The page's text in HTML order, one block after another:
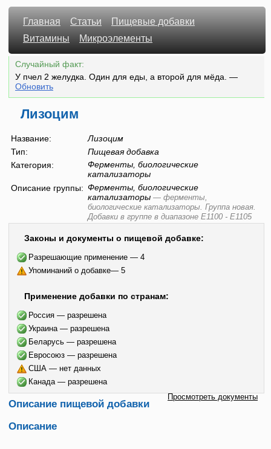
Главная Статьи
Пищевые добавки
Витамины
Микроэлементы
Случайный факт:
У пчел 2 желудка. Один для еды, а второй для мёда. —
Обновить
Лизоцим
Название:
Лизоцим
Тип:
Пищевая добавка
Категория:
Ферменты, биологические
катализаторы
Описание группы: Ферменты, биологические
катализаторы — ферменты,
биологические катализаторы. Группа новая.
Добавки в группе в диапазоне Е1100 - Е1105
Законы и документы о пищевой добавке:
Разрешающие применение — 4
Упоминаний о добавке— 5
Применение добавки по странам:
Россия — разрешена
Украина — разрешена
Беларусь — разрешена
Евросоюз — разрешена
США — нет данных
Канада — разрешена
Просмотреть документы
Описание пищевой добавки
Описание